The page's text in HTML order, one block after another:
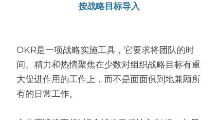
按战略目标导入
OKR是一项战略实施工具，它要求将团队的时
间、精力和热情聚焦在少数对组织战略目标有重
大促进作用的工作上，而不是面面俱到地兼顾所
有的日常工作。